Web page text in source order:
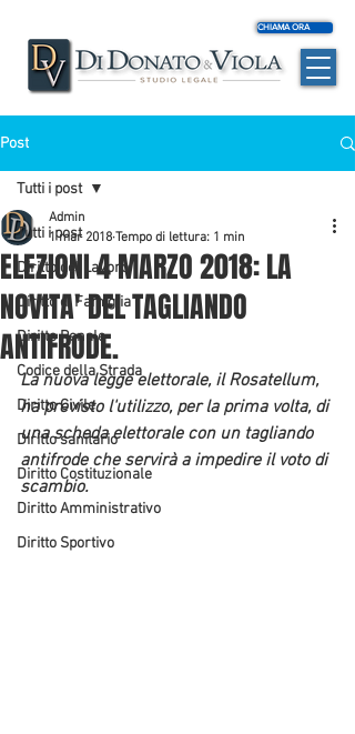
CHIAMA ORA
Post
Tutti i post
Diritto del Lavoro
Diritto di Famiglia
Diritto Penale
Codice della Strada
Diritto Civile
Diritto sanitario
Diritto Costituzionale
Diritto Amministrativo
Diritto Sportivo
Tutti i post
ELEZIONI 4 MARZO 2018: LA
NOVITA' DEL TAGLIANDO
ANTIFRODE.
Admin
1 mar 2018 Tempo di lettura: 1 min
La nuova legge elettorale, il Rosatellum,
ha previsto l'utilizzo, per la prima volta, di
una scheda elettorale con un tagliando
antifrode che servirà a impedire il voto di
scambio.